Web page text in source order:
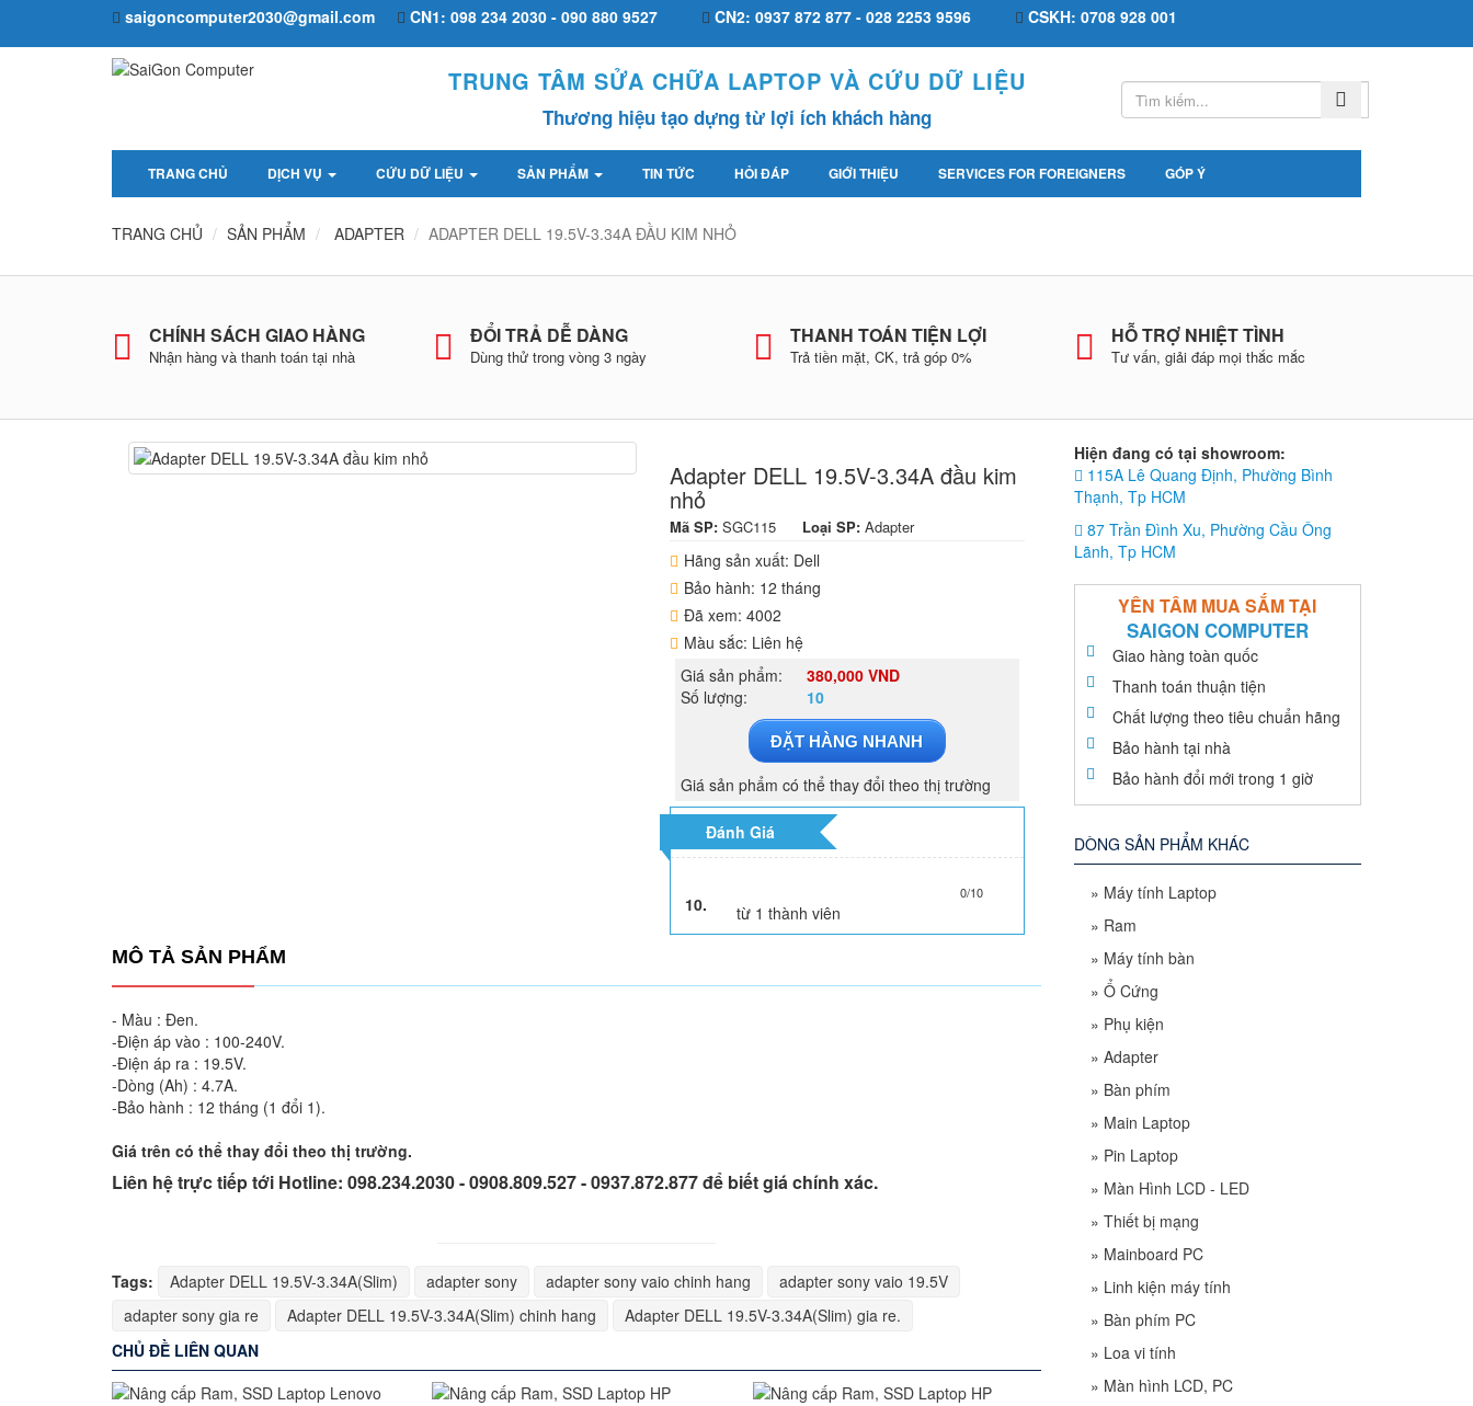
saigoncomputer2030@gmail.com CN1: 098 234 2030 - 090 880 9527 CN2: 0937 872 877 - 028 2253 9596 CSKH: 0708 928 001
TRUNG TÂM SỬA CHỮA LAPTOP VÀ CỨU DỮ LIỆU
Thương hiệu tạo dựng từ lợi ích khách hàng
TRANG CHỦ DỊCH VỤ CỨU DỮ LIỆU SẢN PHẨM TIN TỨC HỎI ĐÁP GIỚI THIỆU SERVICES FOR FOREIGNERS GÓP Ý
TRANG CHỦ SẢN PHẨM ADAPTER ADAPTER DELL 19.5V-3.34A ĐẦU KIM NHỎ
CHÍNH SÁCH GIAO HÀNG
Nhận hàng và thanh toán tại nhà
ĐỔI TRẢ DỄ DÀNG
Dùng thử trong vòng 3 ngày
THANH TOÁN TIỆN LỢI
Trả tiền mặt, CK, trả góp 0%
HỖ TRỢ NHIỆT TÌNH
Tư vấn, giải đáp mọi thắc mắc
Adapter DELL 19.5V-3.34A đầu kim
nhỏ
Mã SP:SGC115 Loại SP:Adapter
Hãng sản xuất: Dell
Bảo hành: 12 tháng
Đã xem: 4002
Màu sắc: Liên hệ
Giá sản phẩm:
380,000 VND
Số lượng:
10
ĐẶT HÀNG NHANH
Giá sản phẩm có thể thay đổi theo thị trường
Đánh Giá
10.
0/10
từ 1 thành viên
MÔ TẢ SẢN PHẨM
- Màu : Đen.
-Điện áp vào : 100-240V.
-Điện áp ra : 19.5V.
-Dòng (Ah) : 4.7A.
-Bảo hành : 12 tháng (1 đổi 1).
Giá trên có thể thay đổi theo thị trường.
Liên hệ trực tiếp tới Hotline: 098.234.2030 - 0908.809.527 - 0937.872.877 để biết giá chính xác.
Tags: Adapter DELL 19.5V-3.34A(Slim) adapter sony adapter sony vaio chinh hang
adapter sony vaio 19.5V
adapter sony gia re
Adapter DELL 19.5V-3.34A(Slim) chinh hang
Adapter DELL 19.5V-3.34A(Slim) gia re.
CHỦ ĐỀ LIÊN QUAN
Hiện đang có tại showroom:
115A Lê Quang Định, Phường Bình
Thạnh, Tp HCM
87 Trần Đình Xu, Phường Cầu Ông
Lãnh, Tp HCM
YÊN TÂM MUA SẮM TẠI
SAIGON COMPUTER
Giao hàng toàn quốc
Thanh toán thuận tiện
Chất lượng theo tiêu chuẩn hãng
Bảo hành tại nhà
Bảo hành đổi mới trong 1 giờ
DÒNG SẢN PHẨM KHÁC
» Máy tính Laptop
» Ram
» Máy tính bàn
» Ổ Cứng
» Phụ kiện
» Adapter
» Bàn phím
» Main Laptop
» Pin Laptop
» Màn Hình LCD - LED
» Thiết bị mạng
» Mainboard PC
» Linh kiện máy tính
» Bàn phím PC
» Loa vi tính
» Màn hình LCD, PC